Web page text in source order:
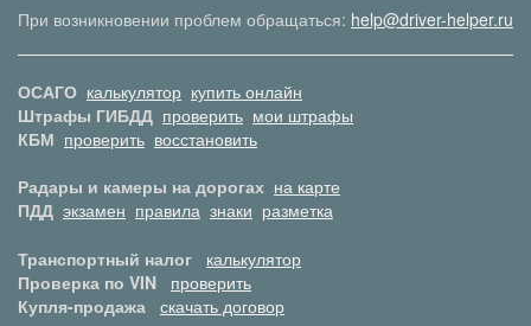
При возникновении проблем обращаться: help@driver-helper.ru
ОСАГО калькулятор купить онлайн
Штрафы ГИБДД проверить мои штрафы
КБМ проверить восстановить
Радары и камеры на дорогах на карте
ПДД экзамен правила знаки разметка
Транспортный налог
калькулятор
Проверка по VIN
проверить
Купля-продажа скачать договор